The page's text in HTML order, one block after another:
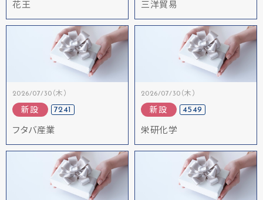
花王 三洋貿易
2026/07/30（木）
新設 7241
フタバ産業
2026/07/30（木）
新設 4549
栄研化学